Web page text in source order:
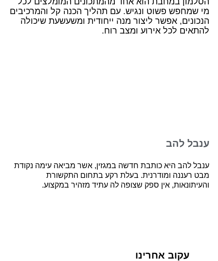
מי שמחפש פשוט ונגיש. עם תהליך הכנה קל והמרכיבים
הנכונים, אפשר ליצור מנה ייחודית ומשעשעת שיכולה
להתאים לכל אירוע ומצב רוח.
ענבל להב
ענבל להב היא כותבת חדשה במגזין, אשר מביאה עימה נקודת
מבט רעננה ומודרנית. בעלת רקע בתחום התקשורת
והעיתונאות, אין ספק שצופה לה עתיד מזהיר במקצוע.
עקוב אחרינו